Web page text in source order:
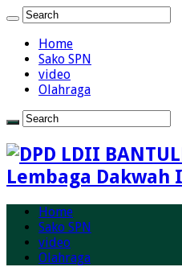
Home
Sako SPN
video
Olahraga
Lembaga Dakwah
Home
Sako SPN
video
Olahraga